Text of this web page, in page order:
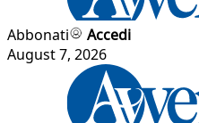
Abbonati
Accedi
August 7, 2026